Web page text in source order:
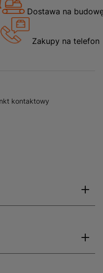
Dostawa na
Zakupy na telefon
kontaktowy